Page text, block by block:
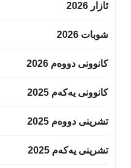
ئازار 2026
شوبات 2026
کانوونی دووەم 2026
کانوونی یەکەم 2025
تشرینی دووەم 2025
تشرینی یەکەم 2025